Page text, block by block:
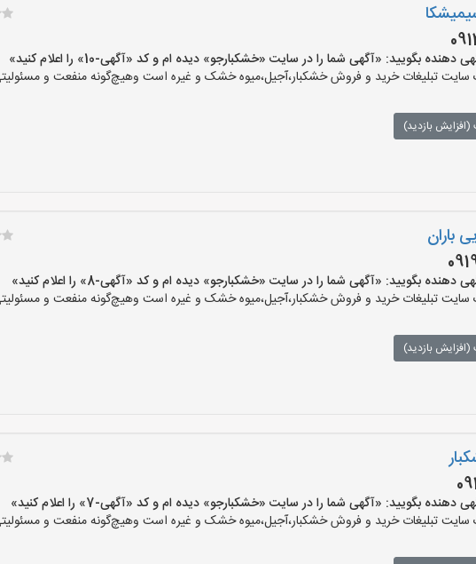
بگویید: «آگهی شما را در سایت «خشکبارجو» دیده ام و کد «آگهی-10» را اعلام کنید»
تبلیغات خرید و فروش خشکبار،آجیل،میوه خشک و غیره است وهیچ‌گونه منفعت و مسئولیتی
بازدید)
باران
بگویید: «آگهی شما را در سایت «خشکبارجو» دیده ام و کد «آگهی-8» را اعلام کنید»
تبلیغات خرید و فروش خشکبار،آجیل،میوه خشک و غیره است وهیچ‌گونه منفعت و مسئولیتی
بازدید)
بگویید: «آگهی شما را در سایت «خشکبارجو» دیده ام و کد «آگهی-7» را اعلام کنید»
تبلیغات خرید و فروش خشکبار،آجیل،میوه خشک و غیره است وهیچ‌گونه منفعت و مسئولیتی